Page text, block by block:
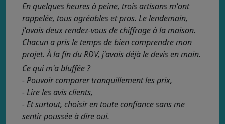
En quelques heures à peine, trois artisans m'ont
rappelée, tous agréables et pros. Le lendemain,
j'avais deux rendez-vous de chiffrage à la maison.
Chacun a pris le temps de bien comprendre mon
projet. À la fin du RDV, j'avais déjà le devis en main.
Ce qui m'a bluffée ?
- Pouvoir comparer tranquillement les prix,
- Lire les avis clients,
- Et surtout, choisir en toute confiance sans me
sentir poussée à dire oui.